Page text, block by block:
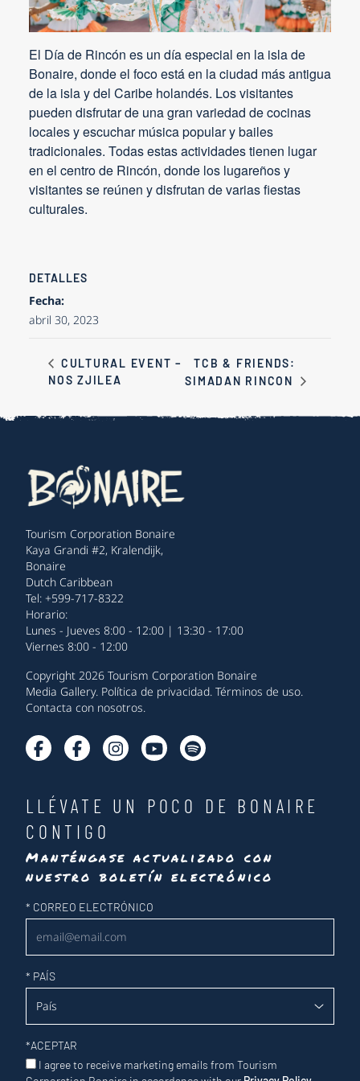
El Día de Rincón es un día especial en la isla de
Bonaire, donde el foco está en la ciudad más antigua
de la isla y del Caribe holandés. Los visitantes
pueden disfrutar de una gran variedad de cocinas
locales y escuchar música popular y bailes
tradicionales. Todas estas actividades tienen lugar
en el centro de Rincón, donde los lugareños y
visitantes se reúnen y disfrutan de varias fiestas
culturales.
DETALLES
Fecha:
abril 30, 2023
CULTURAL EVENT –
NOS ZJILEA
TCB & FRIENDS:
SIMADAN RINCON
Tourism Corporation Bonaire
Kaya Grandi #2, Kralendijk,
Bonaire
Dutch Caribbean
Tel: +599-717-8322
Horario:
Lunes - Jueves 8:00 - 12:00 | 13:30 - 17:00
Viernes 8:00 - 12:00
Copyright 2026 Tourism Corporation Bonaire
Media Gallery. Política de privacidad. Términos de uso.
Contacta con nosotros.
LLÉVATE UN POCO DE BONAIRE
CONTIGO
Manténgase actualizado con
nuestro boletín electrónico
Newsletter
* CORREO ELECTRÓNICO
* PAÍS
*ACEPTAR
I agree to receive marketing emails from Tourism